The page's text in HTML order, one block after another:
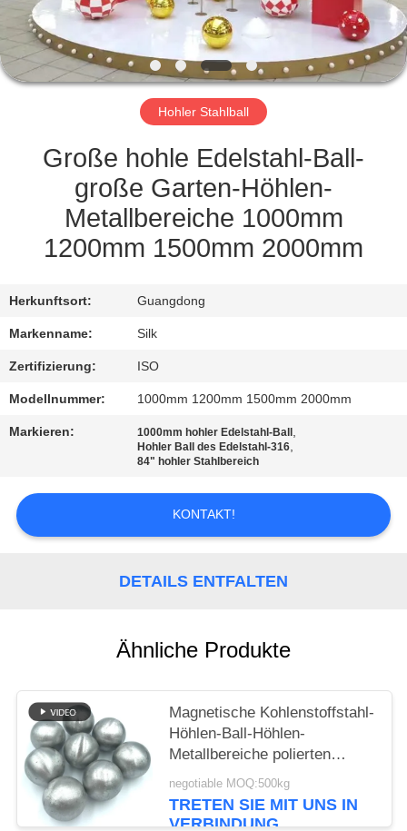
TRETEN
SIE
MIT
VERBINDUNG
NACHRICHTEN
FÄLLE
FORDERN
ZITAT
SITEMAP
Hohler Stahlball
Große hohle Edelstahl-Ball-
große Garten-Höhlen-
Metallbereiche 1000mm
1200mm 1500mm 2000mm
Herkunftsort: Guangdong
Markenname: Silk
Zertifizierung: ISO
Modellnummer: 1000mm 1200mm 1500mm 2000mm
Markieren: 1000mm hohler Edelstahl-Ball ,
Hohler Ball des Edelstahl-316,
84" hohler Stahlbereich
KONTAKT!
DETAILS ENTFALTEN
Ähnliche Produkte
Magnetische Kohlenstoffstahl-
Höhlen-Ball-Höhlen-
Metallbereiche polierten
hohlen Stahlball
negotiable MOQ:500kg
TRETEN SIE MIT UNS IN
VERBINDUNG